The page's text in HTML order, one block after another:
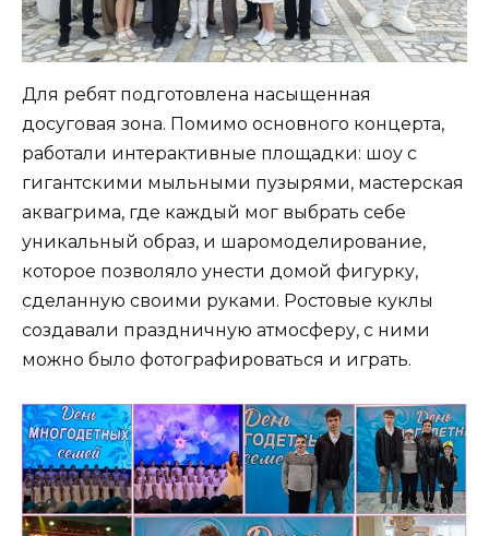
Для ребят подготовлена насыщенная
досуговая зона. Помимо основного концерта,
работали интерактивные площадки: шоу с
гигантскими мыльными пузырями, мастерская
аквагрима, где каждый мог выбрать себе
уникальный образ, и шаромоделирование,
которое позволяло унести домой фигурку,
сделанную своими руками. Ростовые куклы
создавали праздничную атмосферу, с ними
можно было фотографироваться и играть.